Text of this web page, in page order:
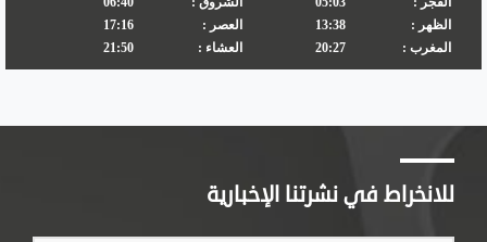
للانخراط في نشرتنا الإخبارية